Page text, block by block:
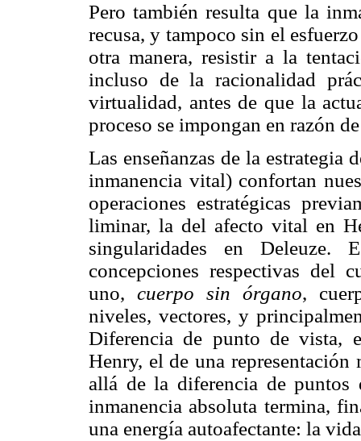
Pero también resulta que la
recusa, y tampoco sin el
otra manera, resistir a la
incluso de la racionalidad
virtualidad, antes de que la
proceso se impongan en razón
Las enseñanzas de la estrategia
inmanencia vital) confortan
operaciones estratégicas
liminar, la del afecto vital en
singularidades en Deleuze.
concepciones respectivas del
uno, cuerpo sin órgano,
niveles, vectores, y
Diferencia de punto de vista,
Henry, el de una representación
allá de la diferencia de puntos
inmanencia absoluta termina,
una energía autoafectante: la